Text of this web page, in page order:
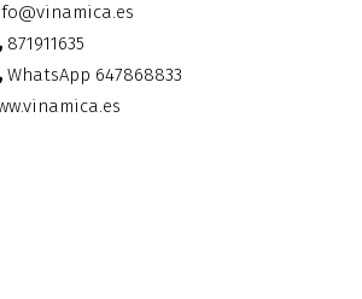
871911635
WhatsApp 647868833